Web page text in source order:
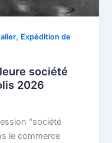
, Expédition de
société
2026
"société
le commerce